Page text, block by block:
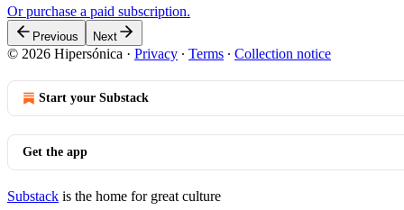
Or purchase a paid subscription.
Previous Next
© 2026 Hipersónica · Privacy ∙ Terms ∙ Collection notice
Start your Substack
Get the app
Substack is the home for great culture